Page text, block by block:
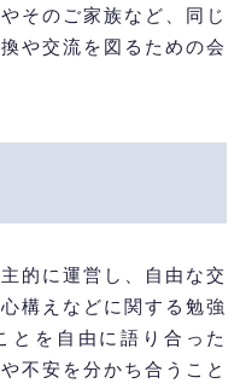
そのご家族など、同じ
や交流を図るための会
的に運営し、自由な交
構えなどに関する勉強
とを自由に語り合った
不安を分かち合うこと